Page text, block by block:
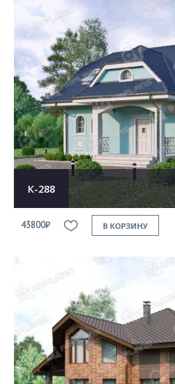
К-288
43800₽ В КОРЗИНУ